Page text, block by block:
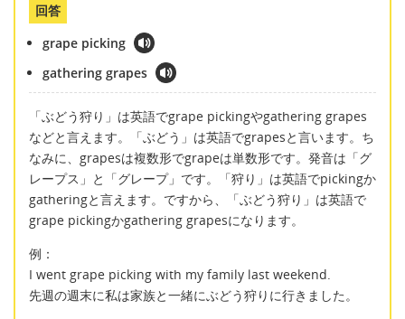
回答
grape picking
gathering grapes
「ぶどう狩り」は英語でgrape pickingやgathering grapes
などと言えます。「ぶどう」は英語でgrapesと言います。ち
なみに、grapesは複数形でgrapeは単数形です。発音は「グ
レープス」と「グレープ」です。「狩り」は英語でpickingか
gatheringと言えます。ですから、「ぶどう狩り」は英語で
grape pickingかgathering grapesになります。
例：
I went grape picking with my family last weekend.
先週の週末に私は家族と一緒にぶどう狩りに行きました。